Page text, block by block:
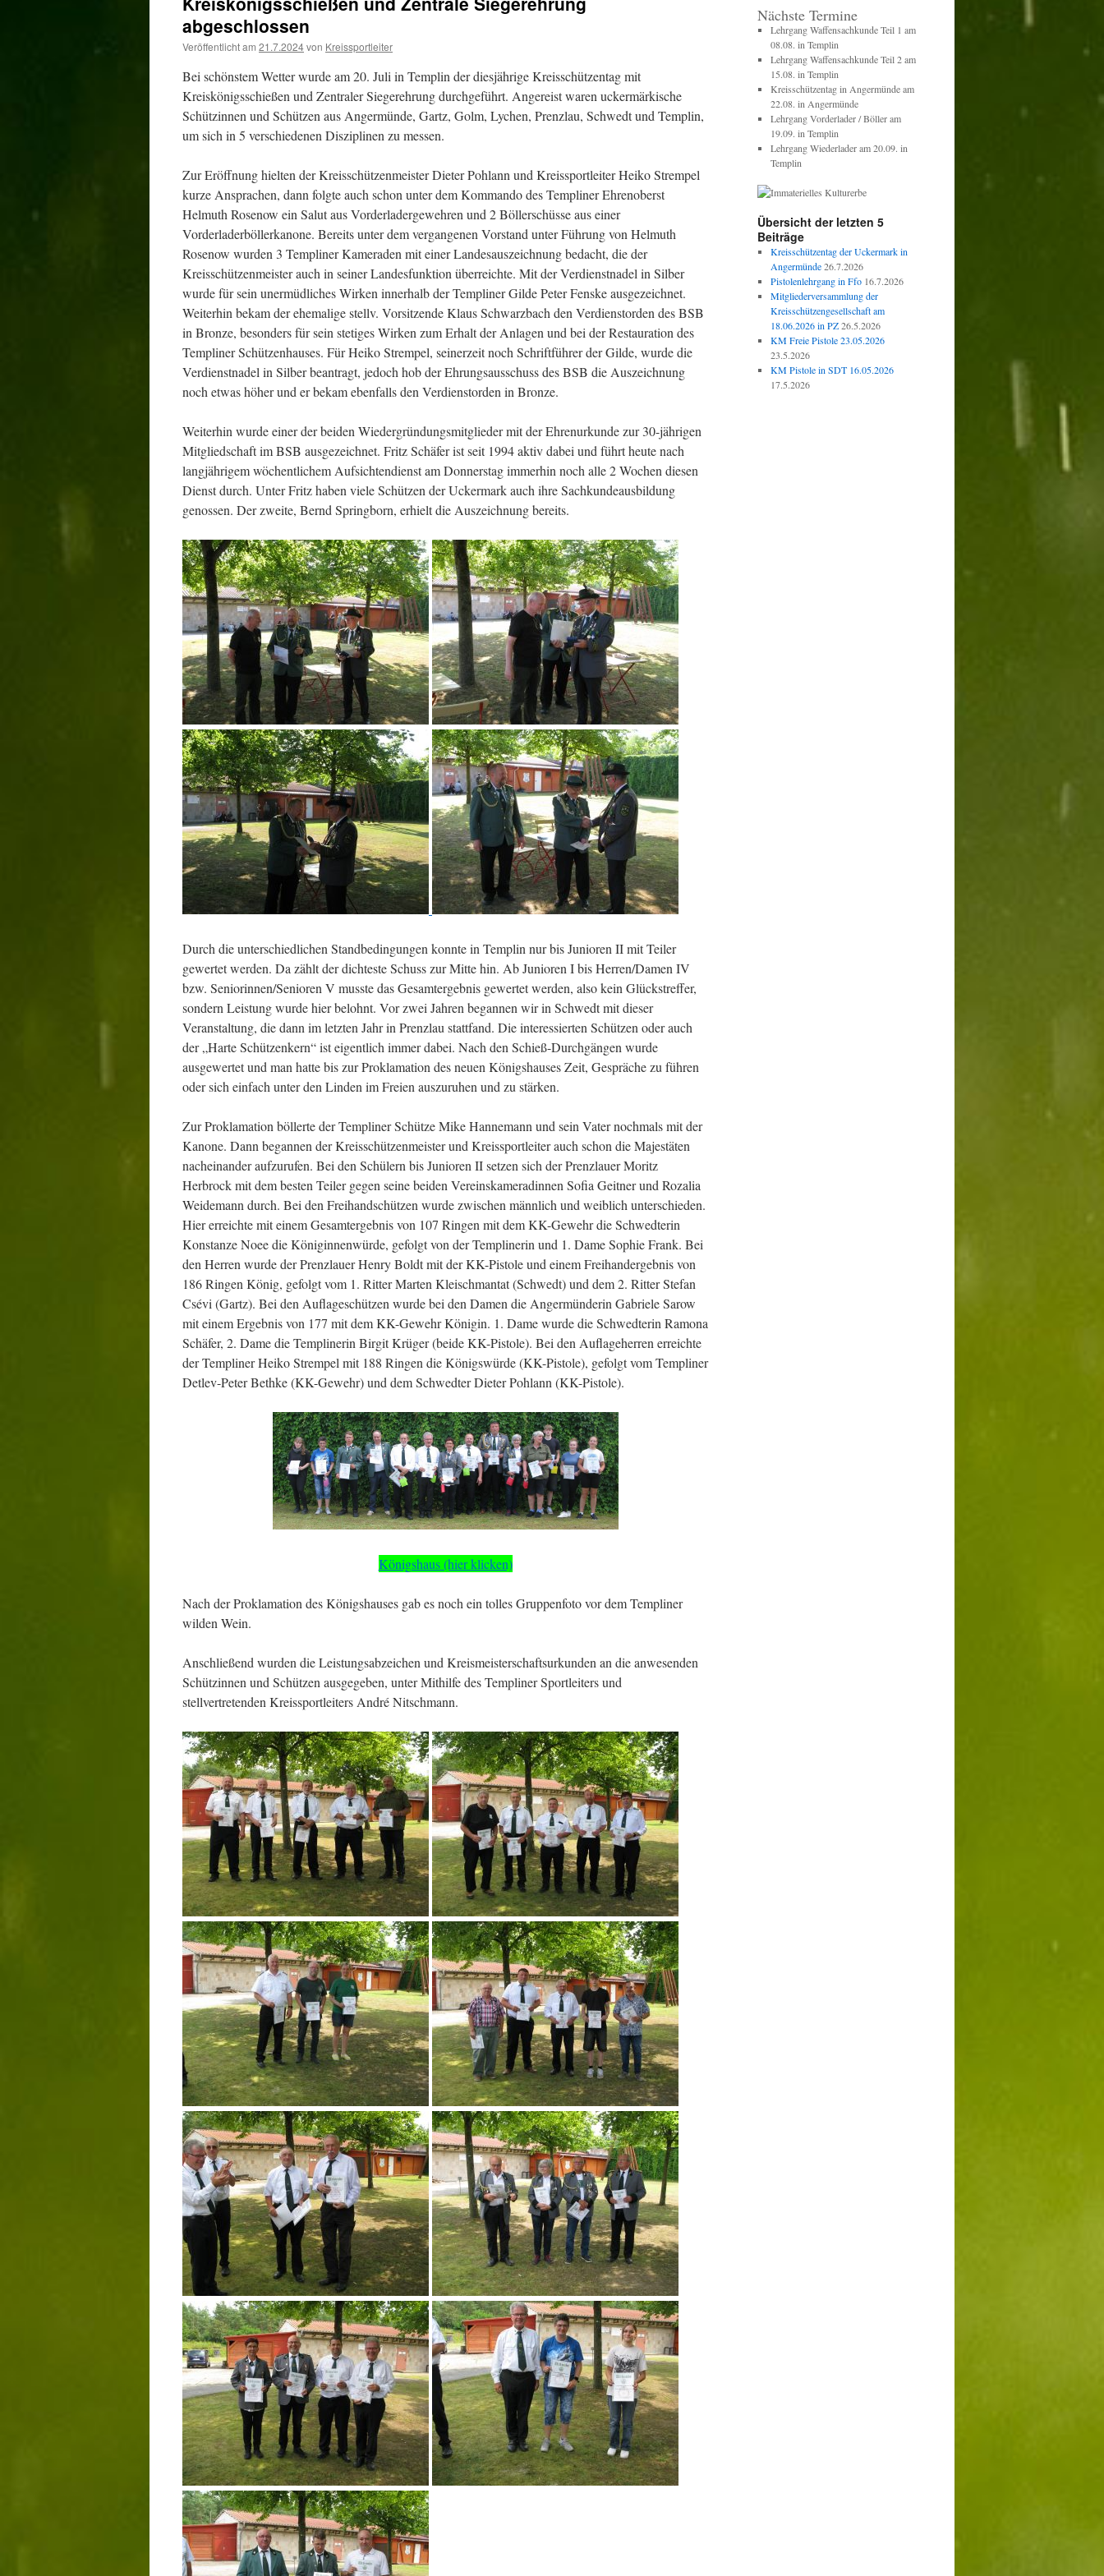
abgeschlossen
Veröffentlicht am 21.7.2024von Kreissportleiter
Bei schönstem Wetter wurde am 20. Juli in Templin der diesjährige Kreisschützentag mit
Kreiskönigsschießen und Zentraler Siegerehrung durchgeführt. Angereist waren uckermärkische
Schützinnen und Schützen aus Angermünde, Gartz, Golm, Lychen, Prenzlau, Schwedt und Templin,
um sich in 5 verschiedenen Disziplinen zu messen.
Zur Eröffnung hielten der Kreisschützenmeister Dieter Pohlann und Kreissportleiter Heiko Strempel
kurze Ansprachen, dann folgte auch schon unter dem Kommando des Templiner Ehrenoberst
Helmuth Rosenow ein Salut aus Vorderladergewehren und 2 Böllerschüsse aus einer
Vorderladerböllerkanone. Bereits unter dem vergangenen Vorstand unter Führung von Helmuth
Rosenow wurden 3 Templiner Kameraden mit einer Landesauszeichnung bedacht, die der
Kreisschützenmeister auch in seiner Landesfunktion überreichte. Mit der Verdienstnadel in Silber
wurde für sein unermüdliches Wirken innerhalb der Templiner Gilde Peter Fenske ausgezeichnet.
Weiterhin bekam der ehemalige stellv. Vorsitzende Klaus Schwarzbach den Verdienstorden des BSB
in Bronze, besonders für sein stetiges Wirken zum Erhalt der Anlagen und bei der Restauration des
Templiner Schützenhauses. Für Heiko Strempel, seinerzeit noch Schriftführer der Gilde, wurde die
Verdienstnadel in Silber beantragt, jedoch hob der Ehrungsausschuss des BSB die Auszeichnung
noch etwas höher und er bekam ebenfalls den Verdienstorden in Bronze.
Weiterhin wurde einer der beiden Wiedergründungsmitglieder mit der Ehrenurkunde zur 30-jährigen
Mitgliedschaft im BSB ausgezeichnet. Fritz Schäfer ist seit 1994 aktiv dabei und führt heute nach
langjährigem wöchentlichem Aufsichtendienst am Donnerstag immerhin noch alle 2 Wochen diesen
Dienst durch. Unter Fritz haben viele Schützen der Uckermark auch ihre Sachkundeausbildung
genossen. Der zweite, Bernd Springborn, erhielt die Auszeichnung bereits.
Durch die unterschiedlichen Standbedingungen konnte in Templin nur bis Junioren II mit Teiler
gewertet werden. Da zählt der dichteste Schuss zur Mitte hin. Ab Junioren I bis Herren/Damen IV
bzw. Seniorinnen/Senioren V musste das Gesamtergebnis gewertet werden, also kein Glückstreffer,
sondern Leistung wurde hier belohnt. Vor zwei Jahren begannen wir in Schwedt mit dieser
Veranstaltung, die dann im letzten Jahr in Prenzlau stattfand. Die interessierten Schützen oder auch
der „Harte Schützenkern“ ist eigentlich immer dabei. Nach den Schieß-Durchgängen wurde
ausgewertet und man hatte bis zur Proklamation des neuen Königshauses Zeit, Gespräche zu führen
oder sich einfach unter den Linden im Freien auszuruhen und zu stärken.
Zur Proklamation böllerte der Templiner Schütze Mike Hannemann und sein Vater nochmals mit der
Kanone. Dann begannen der Kreisschützenmeister und Kreissportleiter auch schon die Majestäten
nacheinander aufzurufen. Bei den Schülern bis Junioren II setzen sich der Prenzlauer Moritz
Herbrock mit dem besten Teiler gegen seine beiden Vereinskameradinnen Sofia Geitner und Rozalia
Weidemann durch. Bei den Freihandschützen wurde zwischen männlich und weiblich unterschieden.
Hier erreichte mit einem Gesamtergebnis von 107 Ringen mit dem KK-Gewehr die Schwedterin
Konstanze Noee die Königinnenwürde, gefolgt von der Templinerin und 1. Dame Sophie Frank. Bei
den Herren wurde der Prenzlauer Henry Boldt mit der KK-Pistole und einem Freihandergebnis von
186 Ringen König, gefolgt vom 1. Ritter Marten Kleischmantat (Schwedt) und dem 2. Ritter Stefan
Csévi (Gartz). Bei den Auflageschützen wurde bei den Damen die Angermünderin Gabriele Sarow
mit einem Ergebnis von 177 mit dem KK-Gewehr Königin. 1. Dame wurde die Schwedterin Ramona
Schäfer, 2. Dame die Templinerin Birgit Krüger (beide KK-Pistole). Bei den Auflageherren erreichte
der Templiner Heiko Strempel mit 188 Ringen die Königswürde (KK-Pistole), gefolgt vom Templiner
Detlev-Peter Bethke (KK-Gewehr) und dem Schwedter Dieter Pohlann (KK-Pistole).
Königshaus (hier klicken)
Nach der Proklamation des Königshauses gab es noch ein tolles Gruppenfoto vor dem Templiner
wilden Wein.
Anschließend wurden die Leistungsabzeichen und Kreismeisterschaftsurkunden an die anwesenden
Schützinnen und Schützen ausgegeben, unter Mithilfe des Templiner Sportleiters und
stellvertretenden Kreissportleiters André Nitschmann.
Nächste Termine
Lehrgang Waffensachkunde Teil 1 am
08.08. in Templin
Lehrgang Waffensachkunde Teil 2 am
15.08. in Templin
Kreisschützentag in Angermünde am
22.08. in Angermünde
Lehrgang Vorderlader / Böller am
19.09. in Templin
Lehrgang Wiederlader am 20.09. in
Templin
Übersicht der letzten 5
Beiträge
Kreisschützentag der Uckermark in
Angermünde 26.7.2026
Pistolenlehrgang in Ffo 16.7.2026
Mitgliederversammlung der
Kreisschützengesellschaft am
18.06.2026 in PZ 26.5.2026
KM Freie Pistole 23.05.2026
23.5.2026
KM Pistole in SDT 16.05.2026
17.5.2026